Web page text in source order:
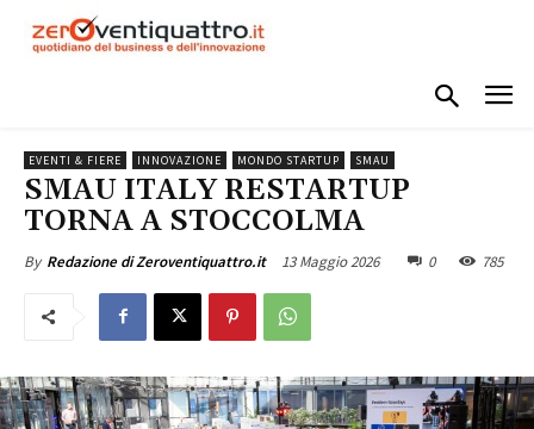
EVENTI & FIERE INNOVAZIONE MONDO STARTUP SMAU
SMAU ITALY RESTARTUP
TORNA A STOCCOLMA
By Redazione di Zeroventiquattro.it 13 Maggio 2026 0 785